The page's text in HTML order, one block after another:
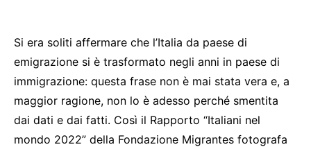
Si era soliti affermare che l’Italia da paese di
emigrazione si è trasformato negli anni in paese di
immigrazione: questa frase non è mai stata vera e, a
maggior ragione, non lo è adesso perché smentita
dai dati e dai fatti. Così il Rapporto “Italiani nel
mondo 2022” della Fondazione Migrantes fotografa